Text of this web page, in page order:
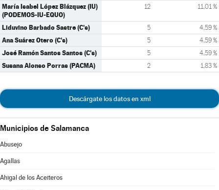
María Isabel López Blázquez (IU)
(PODEMOS-IU-EQUO)
12 11,01 %
Liduvino Barbado Sastre (C's) 5 4,59 %
Ana Suárez Otero (C's) 5 4,59 %
José Ramón Santos Santos (C's) 5 4,59 %
Susana Alonso Porras (PACMA) 2 1,83 %
Descárgate los datos en xml
Municipios de Salamanca
Abusejo
Agallas
Ahigal de los Aceiteros